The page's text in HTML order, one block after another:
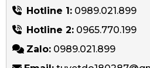
Hotline 1:0989.021.899
Hotline 2:0965.770.199
Zalo:0989.021.899